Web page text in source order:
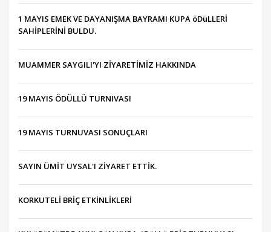
1 MAYIS EMEK VE DAYANIŞMA BAYRAMI KUPA öDüLLERİ
SAHİPLERİNİ BULDU.
MUAMMER SAYGILI'YI ZİYARETİMİZ HAKKINDA
19 MAYIS ÖDÜLLÜ TURNIVASI
19 MAYIS TURNUVASI SONUÇLARI
SAYIN ÜMİT UYSAL'I ZİYARET ETTİK.
KORKUTELİ BRİÇ ETKİNLİKLERİ